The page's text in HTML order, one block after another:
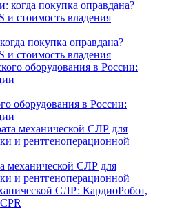
покупка оправдана?
стоимость владения
оборудования в России:
механической СЛР для
и рентгеноперационной